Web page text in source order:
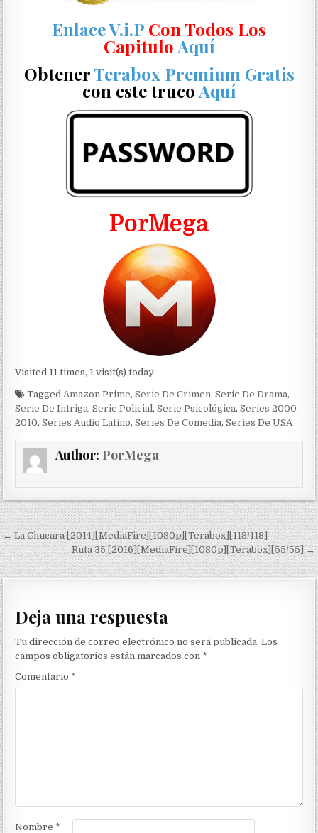
Enlace V.i.P Con Todos Los
Capitulo Aquí
ObtenerTerabox Premium Gratis
con este truco Aquí
PorMega
Visited 11 times, 1 visit(s) today
TaggedAmazon Prime,Serie De Crimen,Serie De Drama,
Serie De Intriga,Serie Policial,Serie Psicológica,Series 2000-
2010,Series Audio Latino,Series De Comedia,Series De USA
Author: PorMega
Navegación de entradas
← La Chucara [2014][MediaFire][1080p][Terabox][118/118]
Ruta 35 [2016][MediaFire][1080p][Terabox][55/55] →
Deja una respuesta
Tu dirección de correo electrónico no será publicada. Los
campos obligatorios están marcados con *
Comentario *
Nombre *